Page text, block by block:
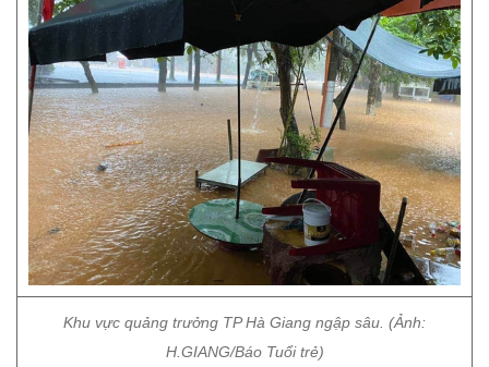
Khu vực quảng trưởng TP Hà Giang ngập sâu. (Ảnh:
H.GIANG/Báo Tuổi trẻ)